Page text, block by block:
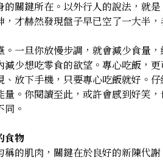
的關鍵所在。以外行人的說法，就
，才赫然發現盤子早已空了一大半
。一旦你放慢步調，就會減少食量
減少想吃零食的欲望。專心吃飯，
、放下手機，只要專心吃飯就好。
量。你閱讀至此，或許會感到好笑
同。
食物
稱的肌肉，關鍵在於良好的新陳代